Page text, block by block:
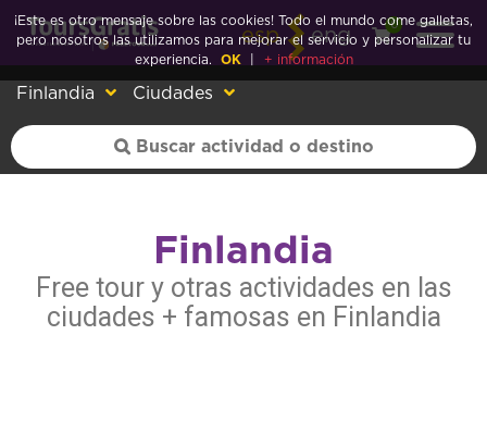
esp eng
0
Finlandia Ciudades
Finlandia
Free tour y otras actividades en las
ciudades + famosas en Finlandia
¡Este es otro mensaje sobre las cookies! Todo el mundo come galletas,
pero nosotros las utilizamos para mejorar el servicio y personalizar tu
experiencia.
OK + información